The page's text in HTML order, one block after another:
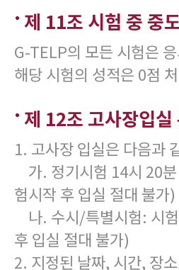
제 11조 시험 중 중
G-TELP의 모든 시험은
해당 시험의 성적은 0점
제 12조 고사장입
1. 고사장 입실은 다음과
가. 정기시험 14시 20
험시작 후 입실 절대 불가)
나. 수시/특별시험: 시
후 입실 절대 불가)
2. 지정된 날짜, 시간, 장